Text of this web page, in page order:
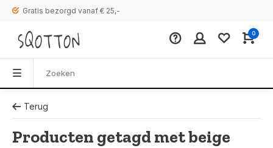
Gratis bezorgd vanaf € 25,-
0
Terug
Producten getagd met beige